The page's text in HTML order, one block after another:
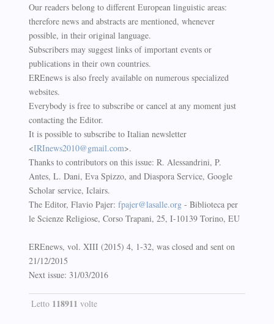
Our readers belong to different European linguistic areas:
therefore news and abstracts are mentioned, whenever
possible, in their original language.
Subscribers may suggest links of important events or
publications in their own countries.
EREnews is also freely available on numerous specialized
websites.
Everybody is free to subscribe or cancel at any moment just
contacting the Editor.
It is possible to subscribe to Italian newsletter
<IRInews2010@gmail.com>.
Thanks to contributors on this issue: R. Alessandrini, P.
Antes, L. Dani, Eva Spizzo, and Diaspora Service, Google
Scholar service, Iclairs.
The Editor, Flavio Pajer: fpajer@lasalle.org- Biblioteca per
le Scienze Religiose, Corso Trapani, 25, I-10139 Torino, EU
EREnews, vol. XIII (2015) 4, 1-32, was closed and sent on
21/12/2015
Next issue: 31/03/2016
Letto 118911 volte